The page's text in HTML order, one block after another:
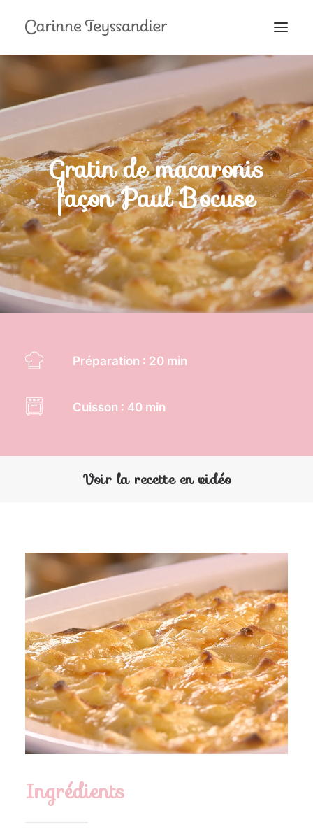
MON PARCOURS
À LA TÉLÉ
PRESTATIONS
MES RECETTES
EN COULISSES
Gratin de macaronis
façon Paul Bocuse
Préparation : 20 min
Cuisson : 40 min
Voir la recette en vidéo
Ingrédients